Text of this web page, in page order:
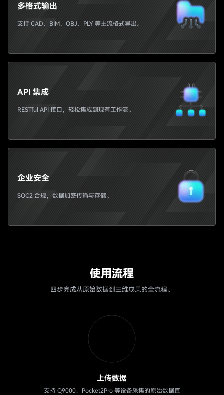
多格式输出
支持 CAD、BIM、OBJ、PLY 等主流格式导出。
API 集成
RESTful API 接口，轻松集成到现有工作流。
企业安全
SOC2 合规，数据加密传输与存储。
使用流程
四步完成从原始数据到三维成果的全流程。
上传数据
支持 Q9000、Pocket2Pro 等设备采集的原始数据直